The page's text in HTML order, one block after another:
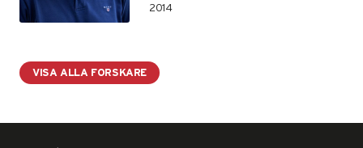
2014
VISA ALLA FORSKARE